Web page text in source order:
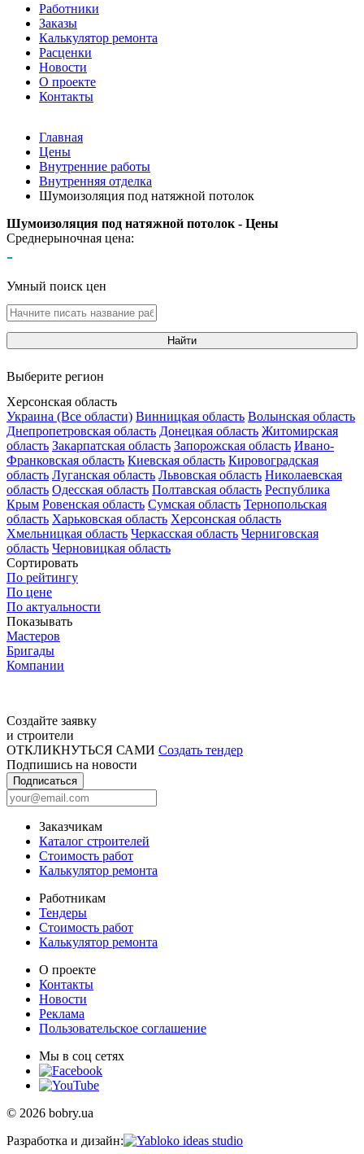
Работники
Заказы
Калькулятор ремонта
Расценки
Новости
О проекте
Контакты
Главная
Цены
Внутренние работы
Внутренняя отделка
Шумоизоляция под натяжной потолок
Шумоизоляция под натяжной потолок - Цены
Среднерыночная цена:
-
Умный поиск цен
Найти
Выберите регион
Херсонская область
Украина (Все области) Винницкая область Волынская область
Днепропетровская область Донецкая область Житомирская
область Закарпатская область Запорожская область Ивано-
Франковская область Киевская область Кировоградская
область Луганская область Львовская область Николаевская
область Одесская область Полтавская область Республика
Крым Ровенская область Сумская область Тернопольская
область Харьковская область Херсонская область
Хмельницкая область Черкасская область Черниговская
область Черновицкая область
Сортировать
По рейтингу
По цене
По актуальности
Показывать
Мастеров
Бригады
Компании
Создайте заявку
и строители
ОТКЛИКНУТЬСЯ САМИ Создать тендер
Подпишись на новости
Подписаться
Заказчикам
Каталог строителей
Стоимость работ
Калькулятор ремонта
Работникам
Тендеры
Стоимость работ
Калькулятор ремонта
О проекте
Контакты
Новости
Реклама
Пользовательское соглашение
Мы в соц сетях
© 2026 bobry.ua
Разработка и дизайн: